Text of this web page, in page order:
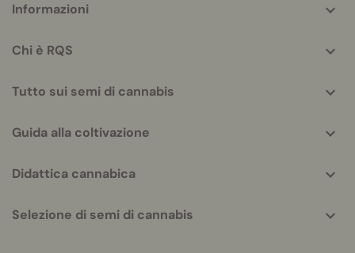
helpful
Informazioni
Chi è RQS
Tutto sui semi di cannabis
Guida alla coltivazione
Didattica cannabica
Selezione di semi di cannabis